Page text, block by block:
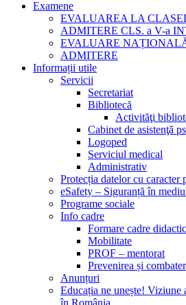
Examene
EVALUAREA LA
ADMITERE CLS. a V-a
EVALUARE
ADMITERE
Informații utile
Servicii
Secretariat
Bibliotecă
Activităţi
Cabinet de asistenţă
Logoped
Serviciul medical
Administrativ
Protecția datelor cu caracter
eSafety – Siguranță în
Programe sociale
Info cadre
Formare cadre
Mobilitate
PROF – mentorat
Prevenirea și
Anunțuri
Educația ne unește! Viziune
în România